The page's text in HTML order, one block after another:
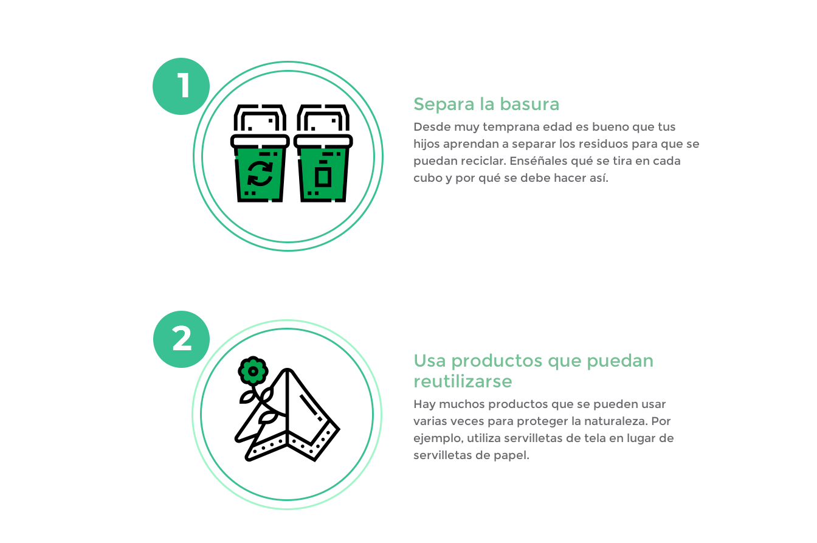
Separa la basura
Desde muy temprana edad es bueno que tus
hijos aprendan a separar los residuos para que se
puedan reciclar. Enséñales qué se tira en cada
cubo y por qué se debe hacer así.
Usa productos que puedan
reutilizarse
Hay muchos productos que se pueden usar
varias veces para proteger la naturaleza. Por
ejemplo, utiliza servilletas de tela en lugar de
servilletas de papel.